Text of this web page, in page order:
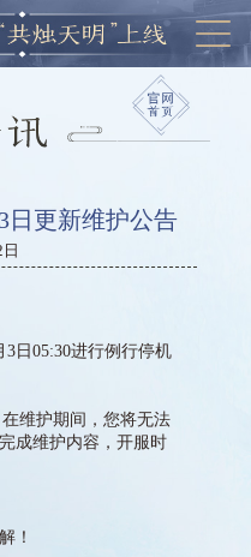
日更新维护公告
3日05:30进行例行停机
维护期间，您将无法
成维护内容，开服时
！